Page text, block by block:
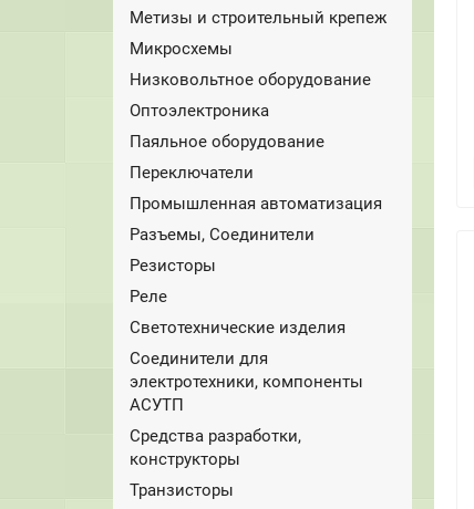
Метизы и строительный крепеж
Микросхемы
Низковольтное оборудование
Оптоэлектроника
Паяльное оборудование
Переключатели
Промышленная автоматизация
Разъемы, Соединители
Резисторы
Реле
Светотехнические изделия
Соединители для
электротехники, компоненты
АСУТП
Средства разработки,
конструкторы
Транзисторы